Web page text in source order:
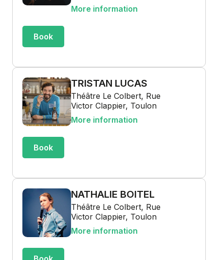
More information
Book
TRISTAN LUCAS
Théâtre Le Colbert, Rue
Victor Clappier, Toulon
More information
Book
NATHALIE BOITEL
Théâtre Le Colbert, Rue
Victor Clappier, Toulon
More information